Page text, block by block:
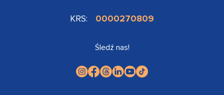
KRS: 0000270809
Śledź nas!